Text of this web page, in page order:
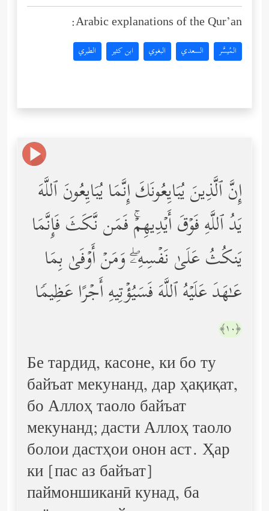
Arabic explanations of the Qur’an:
المُيسَّر السعدي البغوي ابن كثير الطبري
إِنَّ ٱلَّذِینَ یُبَایِعُونَكَ إِنَّمَا یُبَایِعُونَ ٱللَّهَ
یَدُ ٱللَّهِ فَوۡقَ أَیۡدِیهِمۡۚ فَمَن نَّكَثَ فَإِنَّمَا
یَنكُثُ عَلَىٰ نَفۡسِهِۦۖ وَمَنۡ أَوۡفَىٰ بِمَا
عَـٰهَدَ عَلَیۡهُ ٱللَّهَ فَسَیُؤۡتِیهِ أَجۡرًا عَظِیمࣰا
﴿١٠﴾
Бе тардид, касоне, ки бо ту
байъат мекунанд, дар ҳақиқат,
бо Аллоҳ таоло байъат
мекунанд; дасти Аллоҳ таоло
болои дастҳои онон аст. Ҳар
ки [пас аз байъат]
паймоншиканӣ кунад, ба